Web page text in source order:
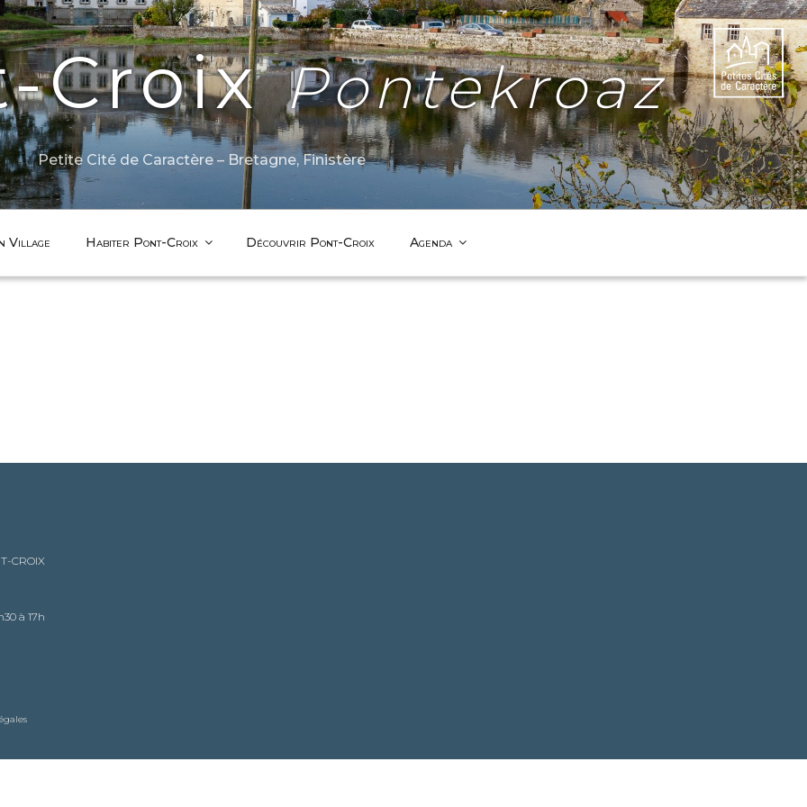
CroixPontekroaz
Petite Cité de Caractère – Bretagne, Finistère
Village Habiter Pont-Croix Découvrir Pont-Croix Agenda
CROIX
à 17h